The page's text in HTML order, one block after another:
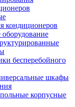
кондиционеров
бесперебойного
шкафы
корпусные